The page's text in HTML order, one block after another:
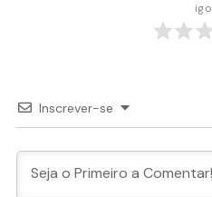
igo
Inscrever-se